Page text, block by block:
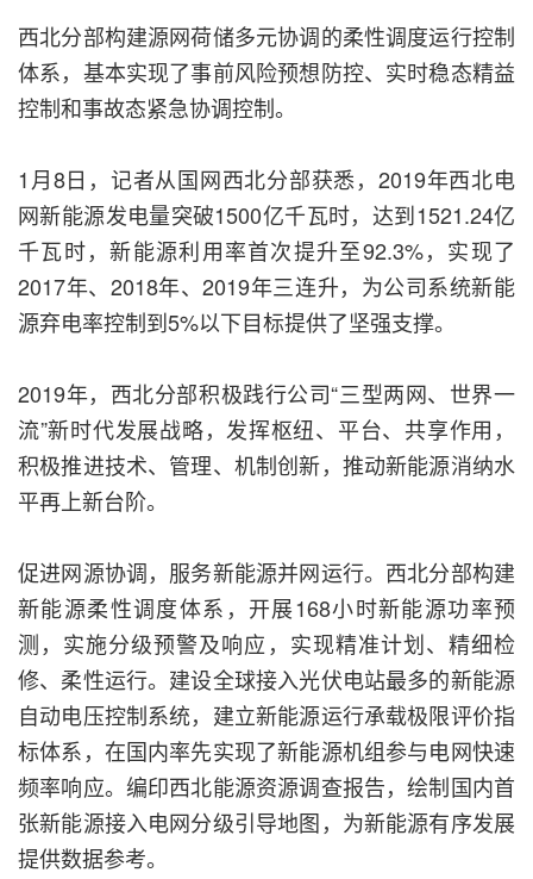
西北分部构建源网荷储多元协调的柔性调度运行控制
体系，基本实现了事前风险预想防控、实时稳态精益
控制和事故态紧急协调控制。
1月8日，记者从国网西北分部获悉，2019年西北电
网新能源发电量突破1500亿千瓦时，达到1521.24亿
千瓦时，新能源利用率首次提升至92.3%，实现了
2017年、2018年、2019年三连升，为公司系统新能
源弃电率控制到5%以下目标提供了坚强支撑。
2019年，西北分部积极践行公司“三型两网、世界一
流”新时代发展战略，发挥枢纽、平台、共享作用，
积极推进技术、管理、机制创新，推动新能源消纳水
平再上新台阶。
促进网源协调，服务新能源并网运行。西北分部构建
新能源柔性调度体系，开展168小时新能源功率预
测，实施分级预警及响应，实现精准计划、精细检
修、柔性运行。建设全球接入光伏电站最多的新能源
自动电压控制系统，建立新能源运行承载极限评价指
标体系，在国内率先实现了新能源机组参与电网快速
频率响应。编印西北能源资源调查报告，绘制国内首
张新能源接入电网分级引导地图，为新能源有序发展
提供数据参考。